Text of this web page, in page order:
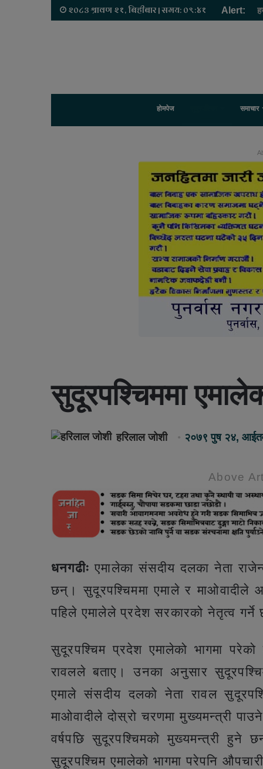
२०८३ श्रावण २१, बिहीबार | समय: ०९:४१ Alert:
होमपेज समाचार
सुदूरपश्चिममा
हरिलाल जोशी २०७९ पुष २४,
Above
धनगढीः एमालेका संसदीय दलका नेता
छन्। सुदूरपश्चिममा एमाले र माओवादीले
पहिले एमालेले प्रदेश सरकारको नेतृत्व गर्ने
सुदूरपश्चिम प्रदेश एमालेको भागमा
रावलले बताए। उनका अनुसार
एमाले संसदीय दलको नेता रावल
माओवादीले दोस्रो चरणमा मुख्यमन्त्री
वर्षपछि सुदूरपश्चिमको मुख्यमन्त्री
सुदूरपश्चिम एमालेको भागमा परेपनि